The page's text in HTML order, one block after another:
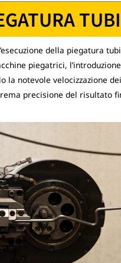
TUBI
della piegatura
piegatrici,
la notevole velocizzazione
precisione del risultato